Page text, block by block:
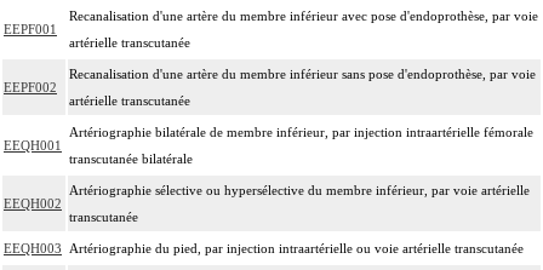
EEPF001
Recanalisation d'une artère du membre inférieur avec pose d'endoprothèse, par voie
artérielle transcutanée
EEPF002
Recanalisation d'une artère du membre inférieur sans pose d'endoprothèse, par voie
artérielle transcutanée
EEQH001
Artériographie bilatérale de membre inférieur, par injection intraartérielle fémorale
transcutanée bilatérale
EEQH002
Artériographie sélective ou hypersélective du membre inférieur, par voie artérielle
transcutanée
EEQH003 Artériographie du pied, par injection intraartérielle ou voie artérielle transcutanée